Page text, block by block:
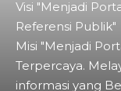
Visi "Menjadi
Referensi Publik"
Misi "Menjadi
Terpercaya.
informasi yang